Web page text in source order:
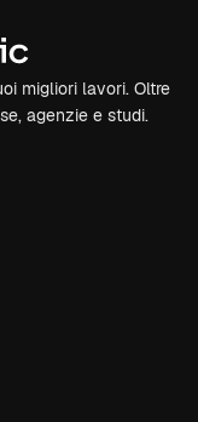
migliori lavori. Oltre
agenzie e studi.